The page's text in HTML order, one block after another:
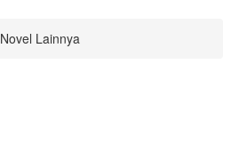
Novel Lainnya